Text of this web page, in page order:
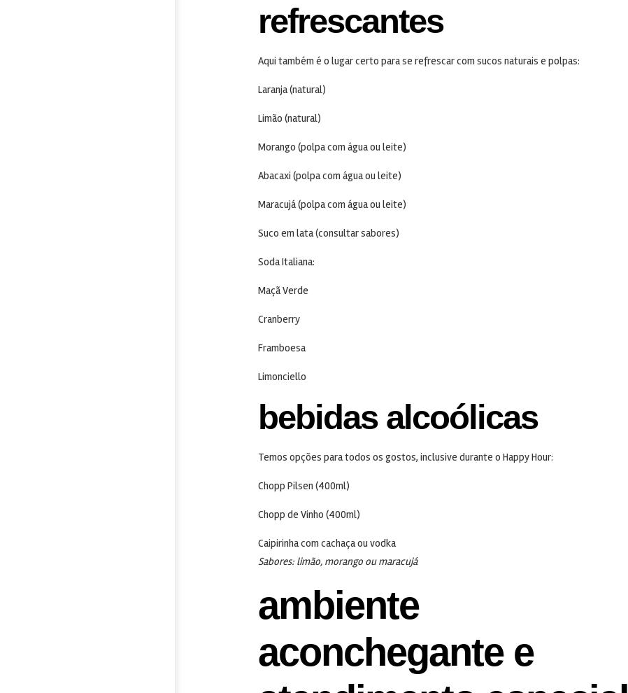
refrescantes
Aqui também é o lugar certo para se refrescar com sucos naturais e polpas:
Laranja (natural)
Limão (natural)
Morango (polpa com água ou leite)
Abacaxi (polpa com água ou leite)
Maracujá (polpa com água ou leite)
Suco em lata (consultar sabores)
Soda Italiana:
Maçã Verde
Cranberry
Framboesa
Limonciello
bebidas alcoólicas
Temos opções para todos os gostos, inclusive durante o Happy Hour:
Chopp Pilsen (400ml)
Chopp de Vinho (400ml)
Caipirinha com cachaça ou vodka
Sabores: limão, morango ou maracujá
ambiente
aconchegante e